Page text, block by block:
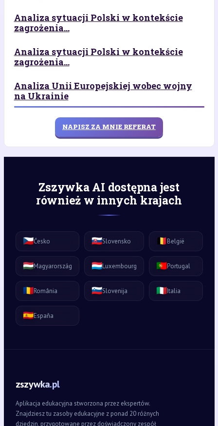
Analiza sytuacji Polski w kontekście
zagrożenia...
Analiza sytuacji Polski w kontekście
zagrożenia...
Analiza Unii Europejskiej wobec wojny
na Ukrainie
NAPISZ ZA MNIE REFERAT
Zszywka AI dostępna jest
również w innych krajach
🇨🇿Česko 🇸🇰Slovensko 🇧🇪België
🇭🇺Magyarország 🇱🇺Luxembourg 🇵🇹Portugal
🇷🇴România 🇸🇮Slovenija 🇮🇹Italia
🇪🇸España
zszywka.pl
Aplikacja edukacyjna stworzona przez ekspertów.
Znajdziesz tu zasoby edukacyjne z ponad 20 różnych
dziedzin, przygotowane przez doświadczony zespół